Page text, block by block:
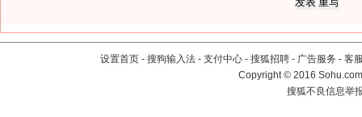
设置首页 - 搜狗输入法 - 支付中心 - 搜狐招聘 - 广告服务 - 客
Copyright©2016
搜狐不良信息举